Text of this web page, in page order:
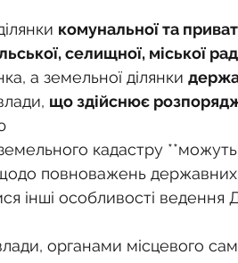
комунальної та
селищної, міської
а земельної ділянки
що здійснює
кадастру **можуть
повноважень державних
інші особливості ведення
органами місцевого